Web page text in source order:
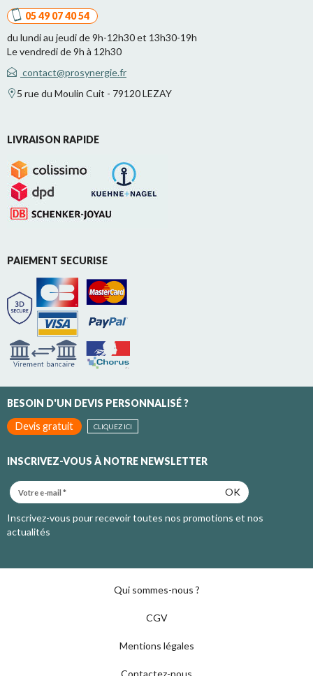
05 49 07 40 54
du lundi au jeudi de 9h-12h30 et 13h30-19h
Le vendredi de 9h à 12h30
contact@prosynergie.fr
5 rue du Moulin Cuit - 79120 LEZAY
LIVRAISON RAPIDE
PAIEMENT SECURISE
BESOIN D'UN DEVIS PERSONNALISÉ ?
Devis gratuit
CLIQUEZ ICI
INSCRIVEZ-VOUS À NOTRE NEWSLETTER
OK
Inscrivez-vous pour recevoir toutes nos promotions et nos
actualités
Qui sommes-nous ?
CGV
Mentions légales
Contactez-nous